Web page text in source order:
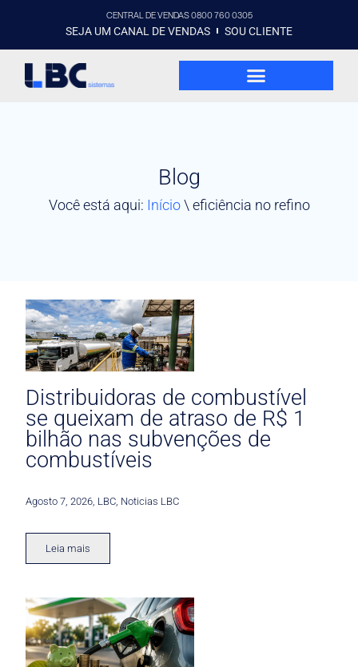
CENTRAL DE VENDAS 0800 760 0305
SEJA UM CANAL DE VENDAS SOU CLIENTE
Blog
Você está aqui: Início\ eficiência no refino
Distribuidoras de combustível
se queixam de atraso de R$ 1
bilhão nas subvenções de
combustíveis
Agosto 7, 2026 LBC Noticias LBC
Leia mais